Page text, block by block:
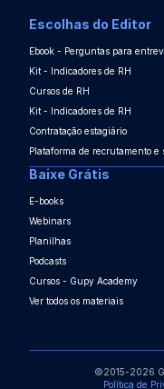
Escolhas do Editor
Ebook - Perguntas para
Kit - Indicadores de RH
Cursos de RH
Kit - Indicadores de RH
Contratação estagiário
Plataforma de recrutamento e
Baixe Grátis
E-books
Webinars
Planilhas
Podcasts
Cursos - Gupy Academy
Ver todos os materiais
©2015-2026
Política de